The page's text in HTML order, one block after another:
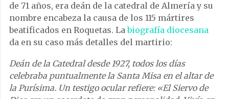
de 71 años, era deán de la catedral de Almería y su
nombre encabeza la causa de los 115 mártires
beatificados en Roquetas. Labiografía diocesana
da en su caso más detalles del martirio:
Deán de la Catedral desde 1927, todos los días
celebraba puntualmente la Santa Misa en el altar de
la Purísima. Un testigo ocular refiere: «El Siervo de